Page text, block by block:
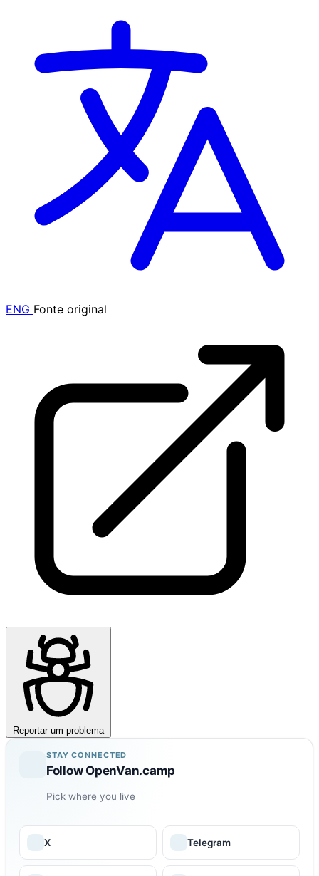
ENG Fonte original
Reportar um problema
STAY CONNECTED
Follow OpenVan.camp
Pick where you live
X Telegram